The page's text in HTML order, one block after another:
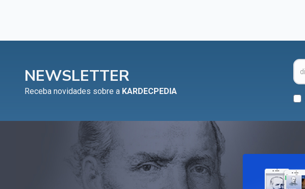
NEWSLETTER
Receba novidades sobre a KARDECPEDIA